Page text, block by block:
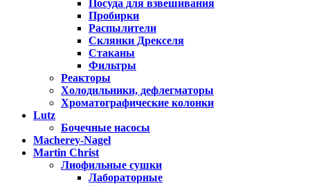
Посуда для взвешивания
Пробирки
Распылители
Склянки Дрекселя
Стаканы
Фильтры
Реакторы
Холодильники, дефлегматоры
Хроматографические колонки
Lutz
Бочечные насосы
Macherey-Nagel
Martin Christ
Лиофильные сушки
Лабораторные